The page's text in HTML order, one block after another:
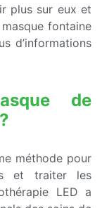
plus sur eux et
fontaine
d’informations
de
méthode pour
et traiter les
LED a